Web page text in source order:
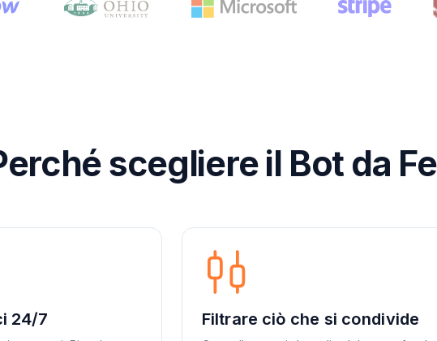
scegliere il Bot da
24/7 Filtrare ciò che si condivide